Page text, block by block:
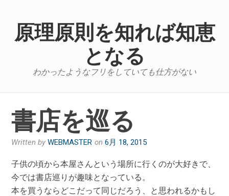
content原理原則を知れば知恵
となる
わかったようなフリをしていても仕方がない
書店を巡る
Written byWEBMASTER on6月 18, 2015
子供の頃から本屋さんという場所に行くのが大好きで、
今では書店巡りが趣味となっている。
本を買うならどこだって同じだろう、と思われるかもし